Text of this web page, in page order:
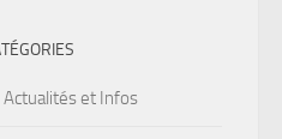
Actualités et Infos